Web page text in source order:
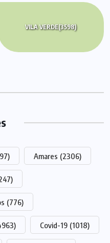
VILA VERDE(3598)
Amares (2306)
(776)
Covid-19 (1018)